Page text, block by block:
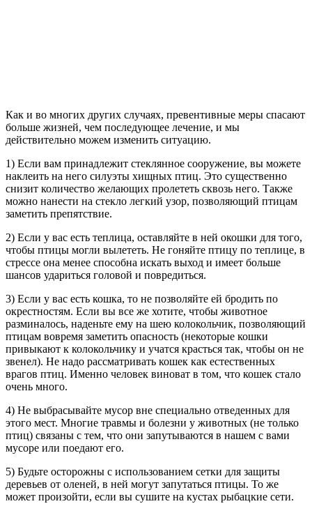
Как и во многих других случаях, превентивные меры спасают
больше жизней, чем последующее лечение, и мы
действительно можем изменить ситуацию.
1) Если вам принадлежит стеклянное сооружение, вы можете
наклеить на него силуэты хищных птиц. Это существенно
снизит количество желающих пролететь сквозь него. Также
можно нанести на стекло легкий узор, позволяющий птицам
заметить препятствие.
2) Если у вас есть теплица, оставляйте в ней окошки для того,
чтобы птицы могли вылететь. Не гоняйте птицу по теплице, в
стрессе она менее способна искать выход и имеет больше
шансов удариться головой и повредиться.
3) Если у вас есть кошка, то не позволяйте ей бродить по
окрестностям. Если вы все же хотите, чтобы животное
разминалось, наденьте ему на шею колокольчик, позволяющий
птицам вовремя заметить опасность (некоторые кошки
привыкают к колокольчику и учатся красться так, чтобы он не
звенел). Не надо рассматривать кошек как естественных
врагов птиц. Именно человек виноват в том, что кошек стало
очень много.
4) Не выбрасывайте мусор вне специально отведенных для
этого мест. Многие травмы и болезни у животных (не только
птиц) связаны с тем, что они запутываются в нашем с вами
мусоре или поедают его.
5) Будьте осторожны с использованием сетки для защиты
деревьев от оленей, в ней могут запутаться птицы. То же
может произойти, если вы сушите на кустах рыбацкие сети.